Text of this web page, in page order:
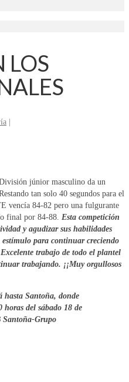
LOS
júnior masculino da un
tan solo 40 segundos para el
vencía 84-82 pero una fulgurante
final por 84-88. Esta competición
y agudizar sus habilidades
para continuar creciendo
trabajo de todo el plantel
trabajando. ¡¡Muy orgullosos
Santoña, donde
del sábado 18 de
Santoña-Grupo